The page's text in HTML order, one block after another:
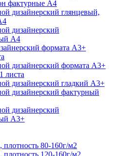
фактурные А4
дизайнерский глянцевый,
дизайнерский
А4
формата А3+
дизайнерский формата А3+
листа
дизайнерский гладкий А3+
дизайнерский фактурный
дизайнерский
А3+
80-160г/м2
120-160г/м2